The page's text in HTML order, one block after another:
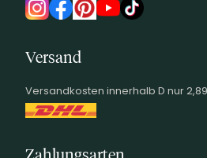
Versand
Versandkosten innerhalb D nur